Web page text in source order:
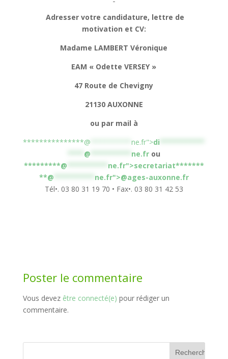
Adresser votre candidature, lettre de
motivation et CV:
Madame LAMBERT Véronique
EAM « Odette VERSEY »
47 Route de Chevigny
21130 AUXONNE
ou par mail à
***************@ **********ne.fr">di
@ ne.frou
*********@
ne.fr">secretariat*******
**@
ne.fr">@ages-auxonne.fr
Tél•. 03 80 31 19 70 • Fax•. 03 80 31 42 53
Poster le commentaire
Vous devez être connecté(e) pour rédiger un
commentaire.
Rechercher :